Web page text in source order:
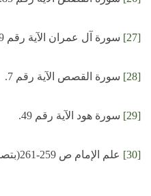
[27] سورة آل عمران الآية رقم 49.
[28] سورة القصص الآية رقم 7.
[29] سورة هود الآية رقم 49.
[30] علم الإمام ص 259-261(بتصرف).